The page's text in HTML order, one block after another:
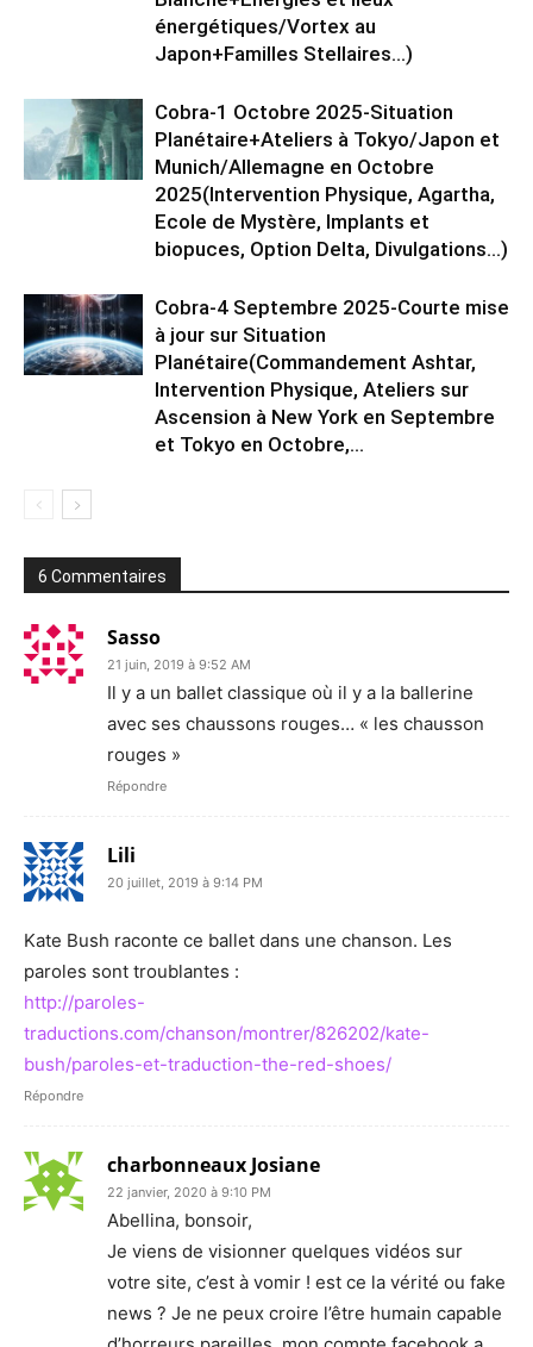
énergétiques/Vortex au
Japon+Familles Stellaires…)
Cobra-1 Octobre 2025-Situation
Planétaire+Ateliers à Tokyo/Japon et
Munich/Allemagne en Octobre
2025(Intervention Physique, Agartha,
Ecole de Mystère, Implants et
biopuces, Option Delta, Divulgations…)
Cobra-4 Septembre 2025-Courte mise
à jour sur Situation
Planétaire(Commandement Ashtar,
Intervention Physique, Ateliers sur
Ascension à New York en Septembre
et Tokyo en Octobre,...
6 Commentaires
Sasso
21 juin, 2019 à 9:52 AM
Il y a un ballet classique où il y a la ballerine
avec ses chaussons rouges… « les chausson
rouges »
Répondre
Lili
20 juillet, 2019 à 9:14 PM
Kate Bush raconte ce ballet dans une chanson. Les
paroles sont troublantes :
http://paroles-
traductions.com/chanson/montrer/826202/kate-
bush/paroles-et-traduction-the-red-shoes/
Répondre
charbonneaux Josiane
22 janvier, 2020 à 9:10 PM
Abellina, bonsoir,
Je viens de visionner quelques vidéos sur
votre site, c’est à vomir ! est ce la vérité ou fake
news ? Je ne peux croire l’être humain capable